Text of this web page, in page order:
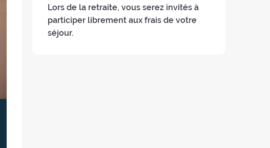
Lors de la retraite, vous serez invités à
participer librement aux frais de votre
séjour.